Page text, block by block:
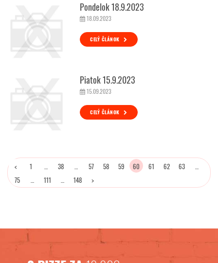
Pondelok 18.9.2023
18.09.2023
CELÝ ČLÁNOK
Piatok 15.9.2023
15.09.2023
CELÝ ČLÁNOK
< 1 38 57 58 59 60 61 62 63
75
111 148 >